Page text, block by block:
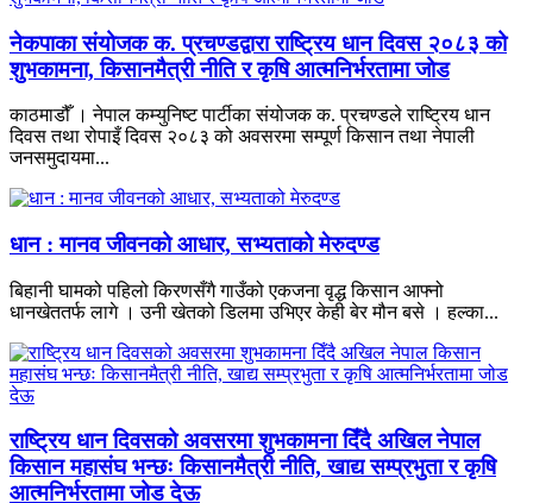
नेकपाका संयोजक क. प्रचण्डद्वारा राष्ट्रिय धान दिवस २०८३ को
शुभकामना, किसानमैत्री नीति र कृषि आत्मनिर्भरतामा जोड
काठमाडौँ । नेपाल कम्युनिष्ट पार्टीका संयोजक क. प्रचण्डले राष्ट्रिय धान
दिवस तथा रोपाइँ दिवस २०८३ को अवसरमा सम्पूर्ण किसान तथा नेपाली
जनसमुदायमा...
धान : मानव जीवनको आधार, सभ्यताको मेरुदण्ड
बिहानी घामको पहिलो किरणसँगै गाउँको एकजना वृद्ध किसान आफ्नो
धानखेततर्फ लागे । उनी खेतको डिलमा उभिएर केही बेर मौन बसे । हल्का...
राष्ट्रिय धान दिवसको अवसरमा शुभकामना दिँदै अखिल नेपाल
किसान महासंघ भन्छः किसानमैत्री नीति, खाद्य सम्प्रभुता र कृषि
आत्मनिर्भरतामा जोड देऊ